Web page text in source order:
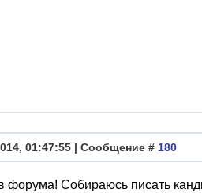
01:47:55 | Сообщение # 180
форума! Собираюсь писать